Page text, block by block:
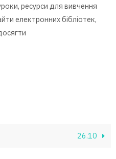
ресурси для вивчення
електронних бібліотек,
26.10